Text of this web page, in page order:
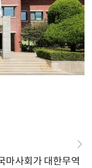
마사회가 대한무역